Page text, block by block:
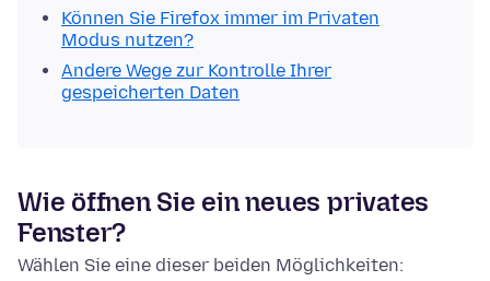
Können Sie Firefox immer im Privaten
Modus nutzen?
Andere Wege zur Kontrolle Ihrer
gespeicherten Daten
Wie öffnen Sie ein neues privates
Fenster?
Wählen Sie eine dieser beiden Möglichkeiten: